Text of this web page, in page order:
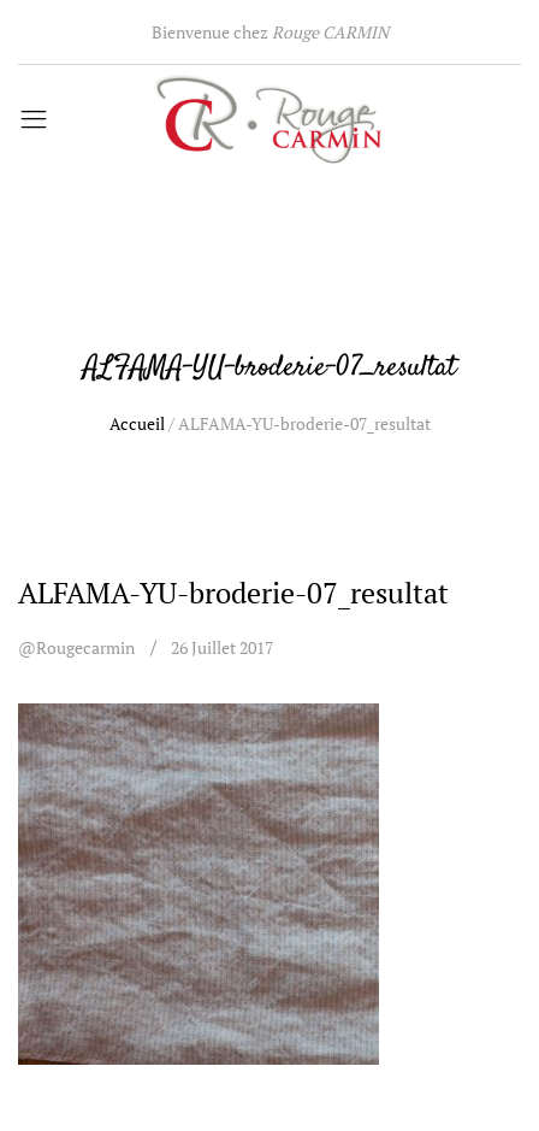
Bienvenue chez Rouge CARMIN
ALFAMA-YU-broderie-07_resultat
Accueil/ALFAMA-YU-broderie-07_resultat
ALFAMA-YU-broderie-07_resultat
@rougecarmin 26 Juillet 2017